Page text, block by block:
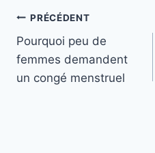
Navigation
de
l’article
PRÉCÉDENT
Pourquoi peu de
femmes demandent
un congé menstruel